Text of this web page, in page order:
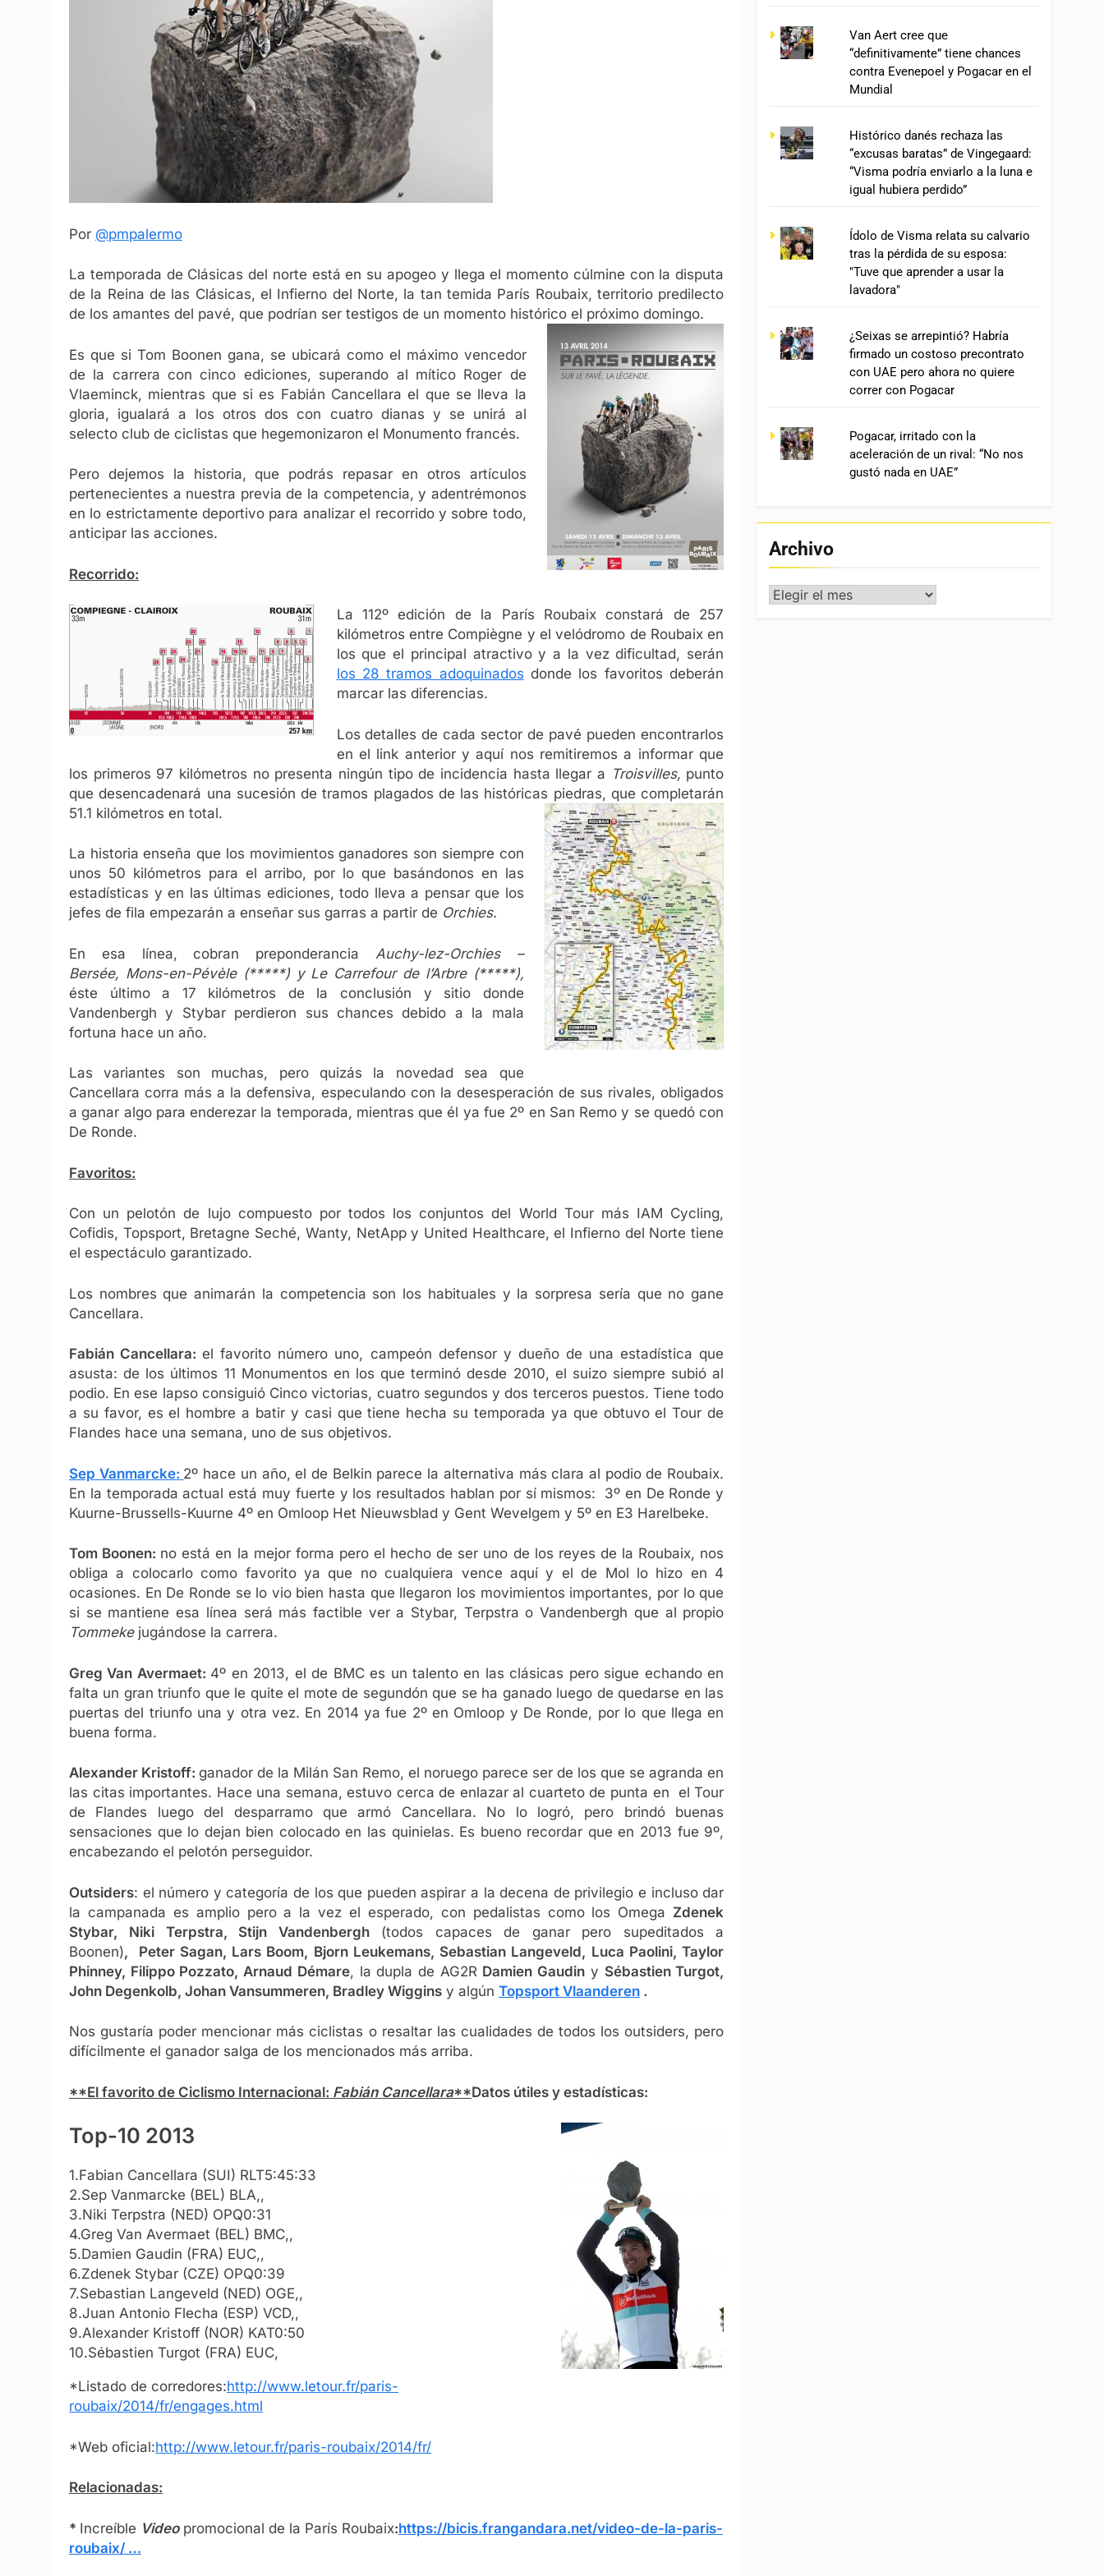
Por @pmpalermo
La temporada de Clásicas del norte está en su apogeo y llega el momento cúlmine con la disputa
de la Reina de las Clásicas, el Infierno del Norte, la tan temida París Roubaix, territorio predilecto
de los amantes del pavé, que podrían ser testigos de un momento histórico el próximo domingo.
Es que si Tom Boonen gana, se ubicará como el máximo vencedor
de la carrera con cinco ediciones, superando al mítico Roger de
Vlaeminck, mientras que si es Fabián Cancellara el que se lleva la
gloria, igualará a los otros dos con cuatro dianas y se unirá al
selecto club de ciclistas que hegemonizaron el Monumento francés.
Pero dejemos la historia, que podrás repasar en otros artículos
pertenecientes a nuestra previa de la competencia, y adentrémonos
en lo estrictamente deportivo para analizar el recorrido y sobre todo,
anticipar las acciones.
Recorrido:
La 112º edición de la París Roubaix constará de 257
kilómetros entre Compiègne y el velódromo de Roubaix en
los que el principal atractivo y a la vez dificultad, serán
los 28 tramos adoquinados donde los favoritos deberán
marcar las diferencias.
Los detalles de cada sector de pavé pueden encontrarlos
en el link anterior y aquí nos remitiremos a informar que
los primeros 97 kilómetros no presenta ningún tipo de incidencia hasta llegar a Troisvilles, punto
que desencadenará una sucesión de tramos plagados de las históricas piedras, que completarán
51.1 kilómetros en total.
La historia enseña que los movimientos ganadores son siempre con
unos 50 kilómetros para el arribo, por lo que basándonos en las
estadísticas y en las últimas ediciones, todo lleva a pensar que los
jefes de fila empezarán a enseñar sus garras a partir de Orchies.
En esa línea, cobran preponderancia Auchy-lez-Orchies –
Bersée, Mons-en-Pévèle (*****) y Le Carrefour de l’Arbre (*****),
éste último a 17 kilómetros de la conclusión y sitio donde
Vandenbergh y Stybar perdieron sus chances debido a la mala
fortuna hace un año.
Las variantes son muchas, pero quizás la novedad sea que
Cancellara corra más a la defensiva, especulando con la desesperación de sus rivales, obligados
a ganar algo para enderezar la temporada, mientras que él ya fue 2º en San Remo y se quedó con
De Ronde.
Favoritos:
Con un pelotón de lujo compuesto por todos los conjuntos del World Tour más IAM Cycling,
Cofidis, Topsport, Bretagne Seché, Wanty, NetApp y United Healthcare, el Infierno del Norte tiene
el espectáculo garantizado.
Los nombres que animarán la competencia son los habituales y la sorpresa sería que no gane
Cancellara.
Fabián Cancellara: el favorito número uno, campeón defensor y dueño de una estadística que
asusta: de los últimos 11 Monumentos en los que terminó desde 2010, el suizo siempre subió al
podio. En ese lapso consiguió Cinco victorias, cuatro segundos y dos terceros puestos. Tiene todo
a su favor, es el hombre a batir y casi que tiene hecha su temporada ya que obtuvo el Tour de
Flandes hace una semana, uno de sus objetivos.
Sep Vanmarcke: 2º hace un año, el de Belkin parece la alternativa más clara al podio de Roubaix.
En la temporada actual está muy fuerte y los resultados hablan por sí mismos:
3º en De Ronde y
Kuurne-Brussells-Kuurne 4º en Omloop Het Nieuwsblad y Gent Wevelgem y 5º en E3 Harelbeke.
Tom Boonen: no está en la mejor forma pero el hecho de ser uno de los reyes de la Roubaix, nos
obliga a colocarlo como favorito ya que no cualquiera vence aquí y el de Mol lo hizo en 4
ocasiones. En De Ronde se lo vio bien hasta que llegaron los movimientos importantes, por lo que
si se mantiene esa línea será más factible ver a Stybar, Terpstra o Vandenbergh que al propio
Tommekejugándose la carrera.
Greg Van Avermaet: 4º en 2013, el de BMC es un talento en las clásicas pero sigue echando en
falta un gran triunfo que le quite el mote de segundón que se ha ganado luego de quedarse en las
puertas del triunfo una y otra vez. En 2014 ya fue 2º en Omloop y De Ronde, por lo que llega en
buena forma.
Alexander Kristoff: ganador de la Milán San Remo, el noruego parece ser de los que se agranda en
las citas importantes. Hace una semana, estuvo cerca de enlazar al cuarteto de punta en el Tour
de Flandes luego del desparramo que armó Cancellara. No lo logró, pero brindó buenas
sensaciones que lo dejan bien colocado en las quinielas. Es bueno recordar que en 2013 fue 9º,
encabezando el pelotón perseguidor.
Outsiders: el número y categoría de los que pueden aspirar a la decena de privilegio e incluso dar
la campanada es amplio pero a la vez el esperado, con pedalistas como los Omega Zdenek
Stybar,
Niki Terpstra, Stijn Vandenbergh(todos capaces de ganar pero supeditados a
Boonen),
Peter Sagan, Lars Boom, Bjorn Leukemans, Sebastian Langeveld, Luca Paolini, Taylor
Phinney, Filippo Pozzato, Arnaud Démare, la dupla de AG2R Damien Gaudin y Sébastien Turgot,
John Degenkolb, Johan Vansummeren, Bradley Wiggins y algún Topsport Vlaanderen .
Nos gustaría poder mencionar más ciclistas o resaltar las cualidades de todos los outsiders, pero
difícilmente el ganador salga de los mencionados más arriba.
**El favorito de Ciclismo Internacional: Fabián Cancellara**Datos útiles y estadísticas:
Top-10 2013
1.Fabian Cancellara (SUI) RLT5:45:33
2.Sep Vanmarcke (BEL) BLA,,
3.Niki Terpstra (NED) OPQ0:31
4.Greg Van Avermaet (BEL) BMC,,
5.Damien Gaudin (FRA) EUC,,
6.Zdenek Stybar (CZE) OPQ0:39
7.Sebastian Langeveld (NED) OGE,,
8.Juan Antonio Flecha (ESP) VCD,,
9.Alexander Kristoff (NOR) KAT0:50
10.Sébastien Turgot (FRA) EUC,
*Listado de corredores:http://www.letour.fr/paris-
roubaix/2014/fr/engages.html
*Web oficial:http://www.letour.fr/paris-roubaix/2014/fr/
Relacionadas:
* Increíble Videopromocional de la París Roubaix:https://bicis.frangandara.net/video-de-la-paris-
roubaix/ …
Van Aert cree que
“definitivamente” tiene chances
contra Evenepoel y Pogacar en el
Mundial
Histórico danés rechaza las
“excusas baratas” de Vingegaard:
“Visma podría enviarlo a la luna e
igual hubiera perdido”
Ídolo de Visma relata su calvario
tras la pérdida de su esposa:
"Tuve que aprender a usar la
lavadora"
¿Seixas se arrepintió? Habría
firmado un costoso precontrato
con UAE pero ahora no quiere
correr con Pogacar
Pogacar, irritado con la
aceleración de un rival: “No nos
gustó nada en UAE”
Archivo
Archivo